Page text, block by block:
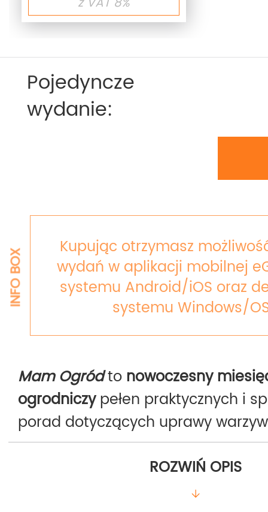
Pojedyncze
wydanie:
INFO BOX
Kupując otrzymasz
wydań w aplikacji mobilnej
systemu Android/iOS oraz
systemu Windows/
Mam Ogródto nowoczesny
ogrodniczypełen praktycznych i
porad dotyczących uprawy
oraz roślin ozdobnych.Magazyn
ogrodnictwa i doświadczeni
dzielą się wiedzą na temat
ROZWIŃ OPIS